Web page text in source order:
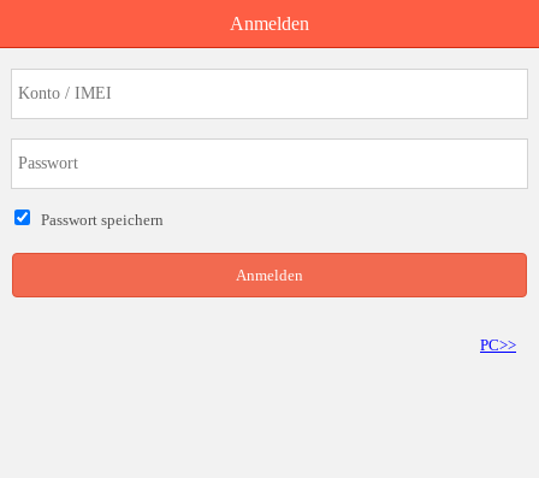
Anmelden
Passwort speichern
Anmelden
PC>>